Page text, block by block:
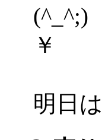
(^_^;)
￥
明日